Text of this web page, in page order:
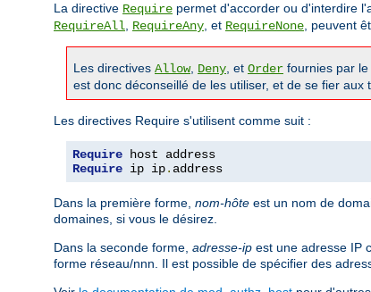
La directive Require permet d'accorder ou d'interdire
RequireAll RequireAny , et RequireNone , peuvent
Les directives Allow, Deny , et Order fournies par
est donc déconseillé de les utiliser, et de se fier aux
Les directives Require s'utilisent comme suit :
Require
Require ip ip. address
Dans la première forme, nom-hôte est un nom de
domaines, si vous le désirez.
Dans la seconde forme, adresse-ip est une adresse IP
forme réseau/nnn. Il est possible de spécifier des